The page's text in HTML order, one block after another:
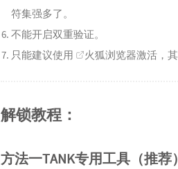
符集强多了。
不能开启双重验证。
只能建议使用
火狐浏览器激活，
解锁教程：
方法一TANK专用工具（推荐